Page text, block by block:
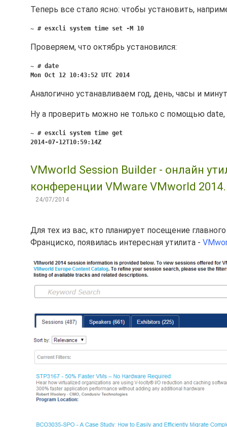
Теперь все стало ясно: чтобы установить,
~ # esxcli system time set -M 10
Проверяем, что октябрь установился:
~ # date
Mon Oct 12 10:43:52 UTC 2014
Аналогично устанавливаем год, день, часы и
Ну а проверить можно не только с помощью date,
~ # esxcli system time get
2014-07-12T10:59:14Z
VMworld Session Builder - онлайн
конференции VMware VMworld 2014.
24/07/2014
Для тех из вас, кто планирует посещение
Франциско, появилась интересная утилита -